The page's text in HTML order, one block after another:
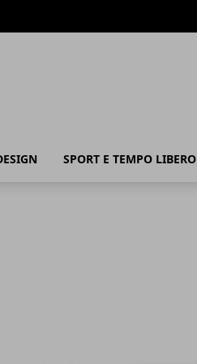
SPORT E TEMPO LIBERO